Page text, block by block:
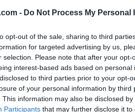
- Do Not Process My Personal
opt-out of the sale, sharing to third
for targeted advertising by us,
selection. Please note that after your
interest-based ads based on
to third parties prior to your opt-
of your personal information by third
This information may also be disclosed
Participants that may further disclose it to
Petters garasje har blitt et
for stjernene: Nå kan du
#skigym.
i
var